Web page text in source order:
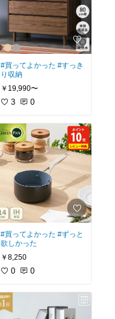
#買ってよかった #すっき
り収納
￥19,990〜
3 0
#買ってよかった #ずっと
欲しかった
￥8,250
0 0